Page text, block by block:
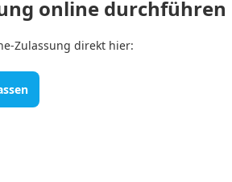
online durchführen
Zulassung direkt hier: